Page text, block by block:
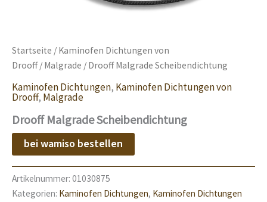
Startseite / Kaminofen Dichtungen von
Drooff/ Malgrade / Drooff Malgrade Scheibendichtung
Kaminofen Dichtungen, Kaminofen Dichtungen von
Drooff, Malgrade
Drooff Malgrade Scheibendichtung
bei wamiso bestellen
Artikelnummer: 01030875
Kategorien: Kaminofen Dichtungen, Kaminofen Dichtungen